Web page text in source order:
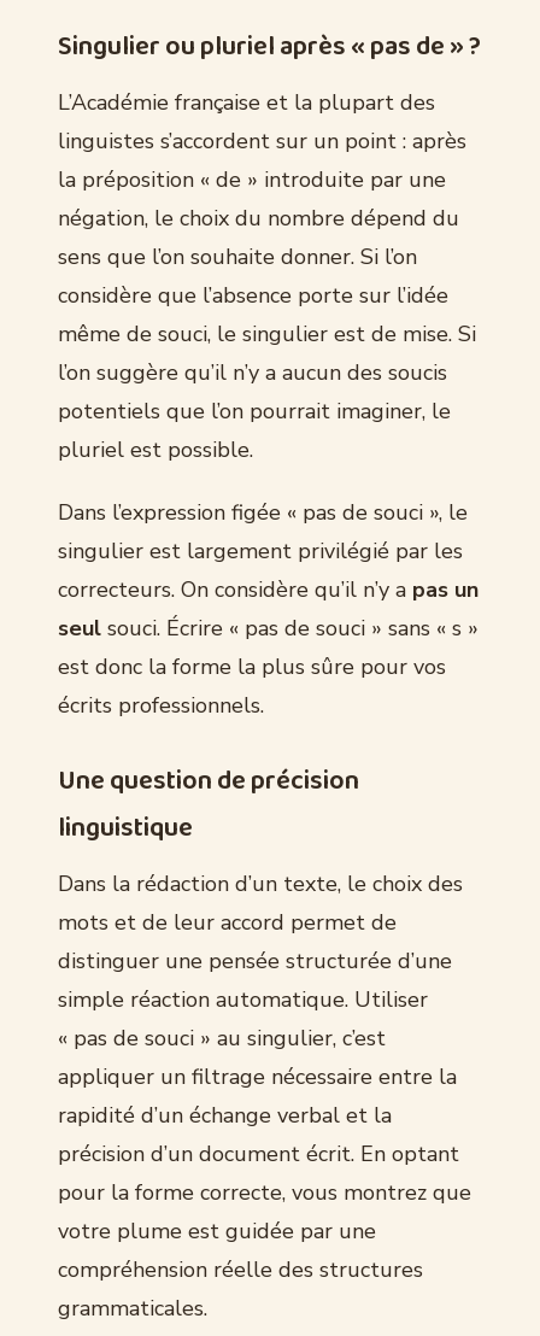
Singulier ou pluriel après « pas de » ?
L’Académie française et la plupart des
linguistes s’accordent sur un point : après
la préposition « de » introduite par une
négation, le choix du nombre dépend du
sens que l’on souhaite donner. Si l’on
considère que l’absence porte sur l’idée
même de souci, le singulier est de mise. Si
l’on suggère qu’il n’y a aucun des soucis
potentiels que l’on pourrait imaginer, le
pluriel est possible.
Dans l’expression figée « pas de souci », le
singulier est largement privilégié par les
correcteurs. On considère qu’il n’y a pas un
seul souci. Écrire « pas de souci » sans « s »
est donc la forme la plus sûre pour vos
écrits professionnels.
Une question de précision
linguistique
Dans la rédaction d’un texte, le choix des
mots et de leur accord permet de
distinguer une pensée structurée d’une
simple réaction automatique. Utiliser
« pas de souci » au singulier, c’est
appliquer un filtrage nécessaire entre la
rapidité d’un échange verbal et la
précision d’un document écrit. En optant
pour la forme correcte, vous montrez que
votre plume est guidée par une
compréhension réelle des structures
grammaticales.